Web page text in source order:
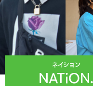
ネイション
NATiON.